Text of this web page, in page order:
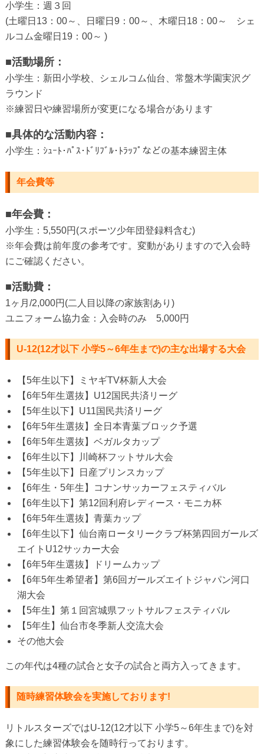
小学生：週３回
(土曜日13：00～、日曜日9：00～、木曜日18：00～ シェ
ルコム金曜日19：00～ )
■活動場所：
小学生：新田小学校、シェルコム仙台、常盤木学園実沢グ
ラウンド
※練習日や練習場所が変更になる場合があります
■具体的な活動内容：
小学生：ｼｭｰﾄ･ﾊﾟｽ･ﾄﾞﾘﾌﾞﾙ･ﾄﾗｯﾌﾟなどの基本練習主体
年会費等
■年会費：
小学生：5,550円(スポーツ少年団登録料含む)
※年会費は前年度の参考です。変動がありますので入会時
にご確認ください。
■活動費：
1ヶ月/2,000円(二人目以降の家族割あり)
ユニフォーム協力金：入会時のみ 5,000円
U-12(12才以下 小学5～6年生まで)の主な出場する大会
【5年生以下】ミヤギTV杯新人大会
【6年5年生選抜】U12国民共済リーグ
【5年生以下】U11国民共済リーグ
【6年5年生選抜】全日本青葉ブロック予選
【6年5年生選抜】ベガルタカップ
【6年生以下】川崎杯フットサル大会
【5年生以下】日産プリンスカップ
【6年生・5年生】コナンサッカーフェスティバル
【6年生以下】第12回利府レディース・モニカ杯
【6年5年生選抜】青葉カップ
【6年生以下】仙台南ロータリークラブ杯第四回ガールズ
エイトU12サッカー大会
【6年5年生選抜】ドリームカップ
【6年5年生希望者】第6回ガールズエイトジャパン河口
湖大会
【5年生】第１回宮城県フットサルフェスティバル
【5年生】仙台市冬季新人交流大会
その他大会
この年代は4種の試合と女子の試合と両方入ってきます。
随時練習体験会を実施しております!
リトルスターズではU-12(12才以下 小学5～6年生まで)を対
象にした練習体験会を随時行っております。